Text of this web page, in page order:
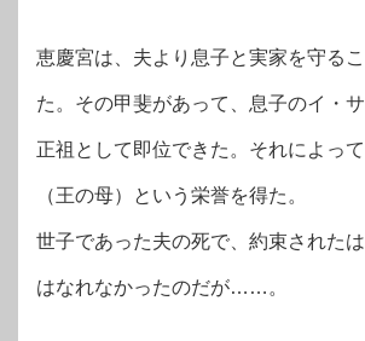
恵慶宮は、夫より息子と実家を守る
た。その甲斐があって、息子のイ・
正祖として即位できた。それによっ
（王の母）という栄誉を得た。
世子であった夫の死で、約束された
はなれなかったのだが……。